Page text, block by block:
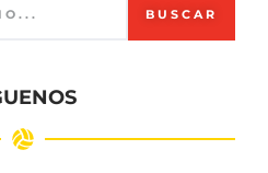
BUSCAR